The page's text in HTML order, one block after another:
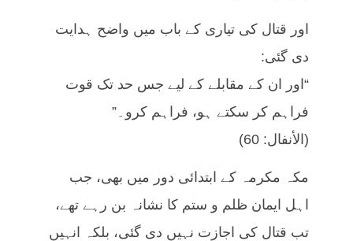
اور قتال کی تیاری کے باب میں واضح ہدایت
دی گئی:
“اور ان کے مقابلے کے لیے جس حد تک قوت
فراہم کر سکتے ہو، فراہم کرو۔”
(الأنفال: 60)
مکہ مکرمہ کے ابتدائی دور میں بھی، جب
اہل ایمان ظلم و ستم کا نشانہ بن رہے تھے،
تب قتال کی اجازت نہیں دی گئی، بلکہ انہیں